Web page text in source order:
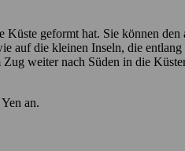
geformt hat. Sie können den
auf die kleinen Inseln, die
weiter nach Süden in die
an.